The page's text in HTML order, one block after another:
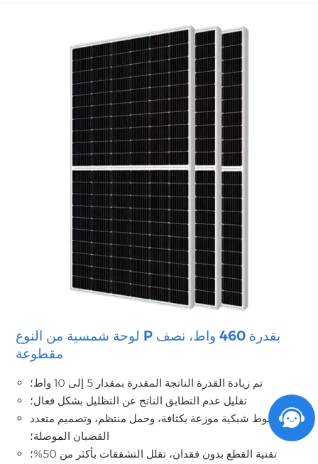
لوحة شمسية من النوع P بقدرة 460 واط، نصف
مقطوعة
تم زيادة القدرة الناتجة المقدرة بمقدار 5 إلى 10 واط؛
تقليل عدم التطابق الناتج عن التظليل بشكل فعال؛
خطوط شبكية موزعة بكثافة، وحمل منتظم، وتصميم متعدد
القضبان الموصلة؛
تقنية القطع بدون فقدان، تقلل التشققات بأكثر من 50%؛